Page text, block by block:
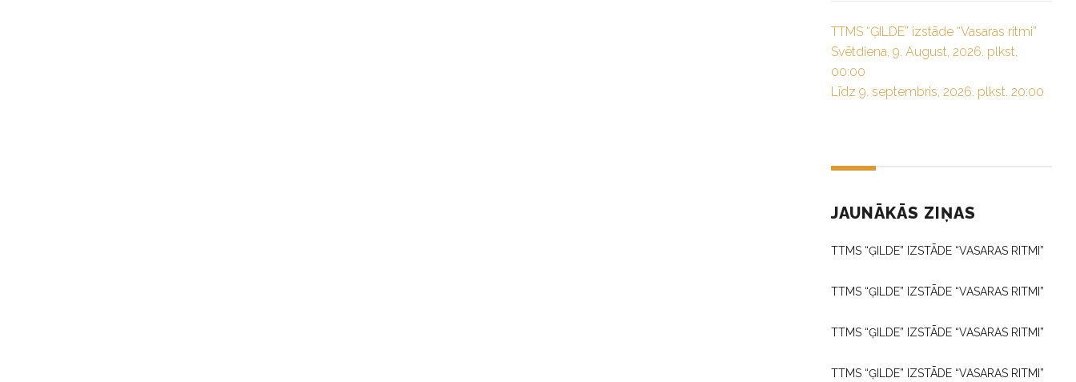
TTMS “ĢILDE” izstāde “Vasaras ritmi”
Svētdiena, 9. August, 2026. plkst.
00:00
Līdz 9. septembris, 2026. plkst. 20:00
JAUNĀKĀS ZIŅAS
TTMS “ĢILDE” IZSTĀDE “VASARAS RITMI”
TTMS “ĢILDE” IZSTĀDE “VASARAS RITMI”
TTMS “ĢILDE” IZSTĀDE “VASARAS RITMI”
TTMS “ĢILDE” IZSTĀDE “VASARAS RITMI”